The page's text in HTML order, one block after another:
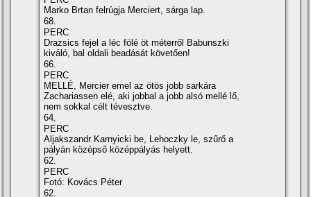
Marko Brtan felrúgja Merciert, sárga lap.
68.
PERC
Drazsics fejel a léc fölé öt méterről Babunszki
kiváló, bal oldali beadását követően!
66.
PERC
MELLÉ, Mercier emel az ötös jobb sarkára
Zachariassen elé, aki jobbal a jobb alsó mellé lő,
nem sokkal célt tévesztve.
64.
PERC
Aljakszandr Karnyicki be, Lehoczky le, szűrő a
pályán középső középpályás helyett.
62.
PERC
Fotó: Kovács Péter
62.